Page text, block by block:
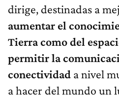
dirige, destinadas a
aumentar el
Tierra como del
permitir la
conectividad a nivel
a hacer del mundo un